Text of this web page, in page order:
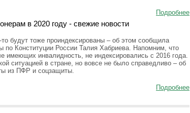
Подробнее
в 2020 году - свежие новости
будут тоже проиндексированы – об этом сообщила
по Конституции России Талия Хабриева. Напомним, что
имеющих инвалидность, не индексировались с 2016 года.
ситуацией в стране, но вовсе не было справедливо – об
из ПФР и соцзащиты.
Подробнее